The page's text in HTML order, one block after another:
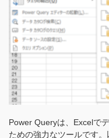
Power Queryは、Excelで
ための強力なツールです